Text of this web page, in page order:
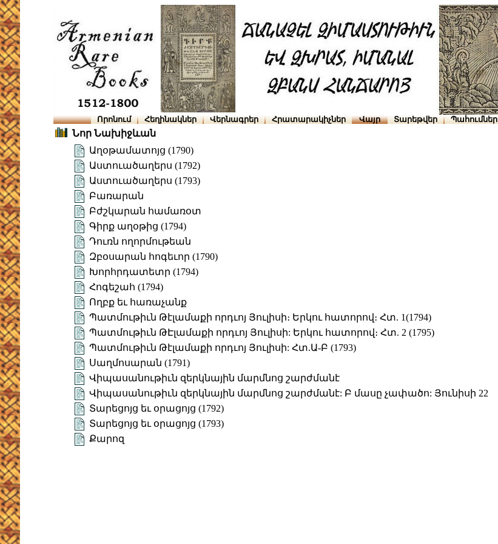
Որոնում Հեղինակներ Վերնագրեր Հրատարակիչներ Վայր Տարեթվեր Պահումներ
Նոր Նախիջևան
Աղօթամատոյց (1790)
Աստուածաղերս (1792)
Աստուածաղերս (1793)
Բառարան
Բժշկարան համառօտ
Գիրք աղօթից (1794)
Դուռն ողորմութեան
Զբօսարան հոգեւոր (1790)
Խորհրդատետր (1794)
Հոգեշահ (1794)
Ողբք եւ հառաչանք
Պատմութիւն Թէլամաքի որդւոյ Յուլիսի։ Երկու հատորով։ Հտ. 1(1794)
Պատմութիւն ԹԷլամաքի որդւոյ Յուլիսի: Երկու հատորով։ Հտ. 2 (1795)
Պատմութիւն Թէլամաքի որդւոյ Յուլիսի: Հտ.Ա-Բ (1793)
Սաղմոսարան (1791)
Վիպասանութիւն զերկնային մարմնոց շարժմանէ
Վիպասանութիւն զերկնային մարմնոց շարժմանէ: Բ մասը չափածո: Յունիսի 22
Տարեցոյց եւ օրացոյց (1792)
Տարեցոյց եւ օրացոյց (1793)
Քարոզ